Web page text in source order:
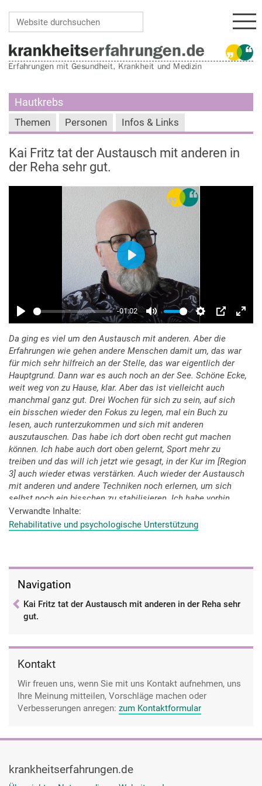
Hautkrebs
Themen Personen Infos & Links
Kai Fritz tat der Austausch mit anderen in
der Reha sehr gut.
Da ging es viel um den Austausch mit anderen. Aber die
Erfahrungen wie gehen andere Menschen damit um, das war
für mich sehr hilfreich an der Stelle, das war eigentlich der
Hauptgrund. Dann war es auch noch an der See. Schöne Ecke,
weit weg von zu Hause, klar. Aber das ist vielleicht auch
manchmal ganz gut. Drei Wochen für sich zu sein, auf sich
ein bisschen wieder den Fokus zu legen, mal ein Buch zu
lesen, auch runterzukommen und sich mit anderen
auszutauschen. Das habe ich dort oben recht gut machen
können. Ich habe auch dort oben gelernt, Sport mehr zu
treiben und das will ich jetzt wie gesagt, in der Kur im [Region
3] auch wieder etwas verstärken. Auch wieder der Austausch
mit anderen und andere Techniken noch erlernen, um sich
selbst noch ein bisschen zu stabilisieren. Ich habe vorhin
gesagt Meditation, Qigong - Dinge, die ich im Arbeitsleben nie
dran gedacht habe, weil es für mich überhaupt keine Rolle
ausprobieren und erhoffe mir da so ein bisschen neue
Anreize.
Verwandte Inhalte
Rehabilitative und psychologische Unterstützung
Navigation
Kai Fritz tat der Austausch mit anderen in der Reha sehr
gut.
Kontakt
Wir freuen uns, wenn Sie mit uns Kontakt aufnehmen, uns
Ihre Meinung mitteilen, Vorschläge machen oder
Verbesserungen anregen: zum Kontaktformular
krankheitserfahrungen.de